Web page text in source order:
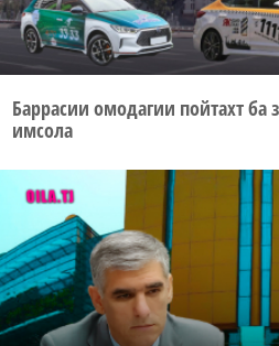
Баррасии омодагии пойтахт ба
имсола